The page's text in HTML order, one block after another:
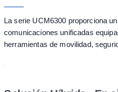
La serie UCM6300 proporciona
comunicaciones unificadas
herramientas de movilidad,